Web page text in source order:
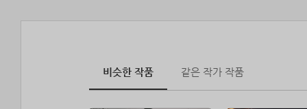
비슷한 작품 같은 작가 작품